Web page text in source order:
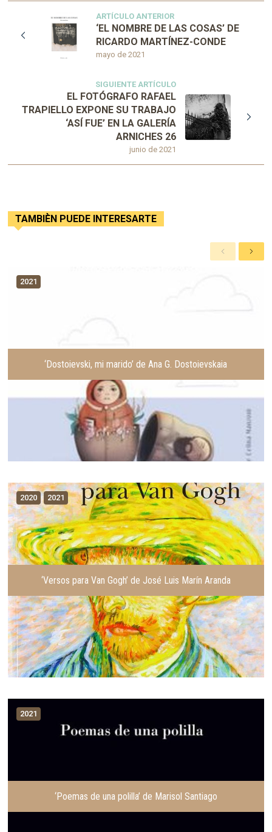
ARTÍCULO ANTERIOR
mayo de 2021
‘EL NOMBRE DE LAS COSAS’ DE
RICARDO MARTÍNEZ-CONDE
SIGUIENTE ARTÍCULO
junio de 2021
EL FOTÓGRAFO RAFAEL
TRAPIELLO EXPONE SU TRABAJO
‘ASÍ FUE’ EN LA GALERÍA
ARNICHES 26
TAMBIÈN PUEDE INTERESARTE
A
n
S
i
e
2021
‘Dostoievski, mi marido’ de Ana G. Dostoievskaia
2020 2021
‘Versos para Van Gogh’ de José Luis Marín Aranda
2021
‘Poemas de una polilla’ de Marisol Santiago